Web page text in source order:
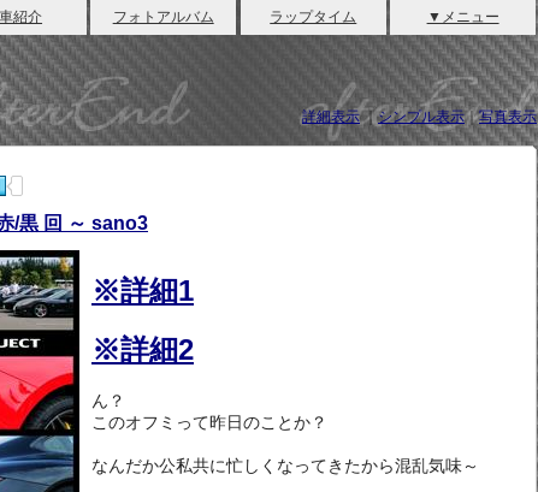
紹介 フォトアルバム ラップタイム ▼メニュー
詳細表示｜シンプル表示｜写真表示
/黒 回 ～ sano3
※詳細1
※詳細2
ん？
このオフミって昨日のことか？
なんだか公私共に忙しくなってきたから混乱気味～